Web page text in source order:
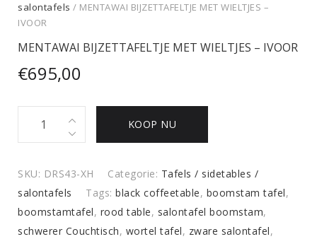
salontafels / MENTAWAI BIJZETTAFELTJE MET WIELTJES –
IVOOR
MENTAWAI BIJZETTAFELTJE MET WIELTJES – IVOOR
€695,00
MENTAWAI
BIJZETTAFELTJE
WIELTJES
-
IVOOR
quantity
KOOP NU
SKU: DRS43-XH Categorie: Tafels / sidetables /
salontafels
Tags: black coffeetable, boomstam tafel,
boomstamtafel, rood table, salontafel boomstam,
schwerer Couchtisch, wortel tafel, zware salontafel,